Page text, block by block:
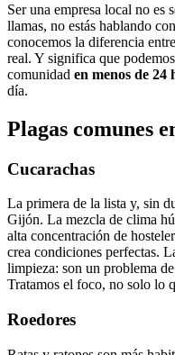
Ser una empresa local no es
llamas, no estás hablando
conocemos la diferencia
real. Y significa que
comunidad en menos de 24
día.
Plagas comunes
Cucarachas
La primera de la lista y, sin
Gijón. La mezcla de clima
alta concentración de
crea condiciones perfectas.
limpieza: son un problema
Tratamos el foco, no solo lo
Roedores